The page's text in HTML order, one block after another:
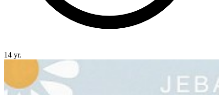
14 yr.